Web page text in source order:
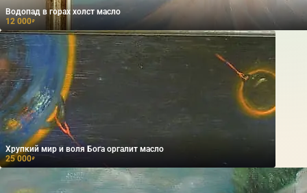
Водопад в горах холст масло
12 000₽
Хрупкий мир и воля Бога оргалит масло
25 000₽